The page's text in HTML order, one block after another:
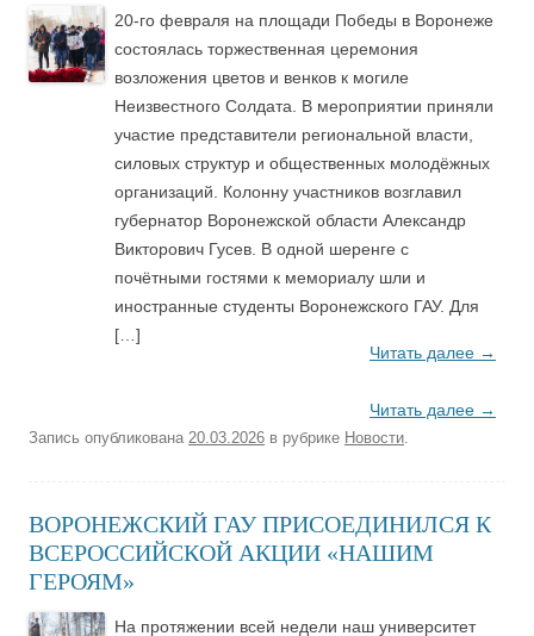
20-го февраля на площади Победы в Воронеже
состоялась торжественная церемония
возложения цветов и венков к могиле
Неизвестного Солдата. В мероприятии приняли
участие представители региональной власти,
силовых структур и общественных молодёжных
организаций. ️Колонну участников возглавил
губернатор Воронежской области Александр
Викторович Гусев. В одной шеренге с
почётными гостями к мемориалу шли и
иностранные студенты Воронежского ГАУ. Для
[…]
Читать далее →
Читать далее →
Запись опубликована 20.03.2026 в рубрике Новости.
ВОРОНЕЖСКИЙ ГАУ ПРИСОЕДИНИЛСЯ К
ВСЕРОССИЙСКОЙ АКЦИИ «НАШИМ
ГЕРОЯМ»
На протяжении всей недели наш университет